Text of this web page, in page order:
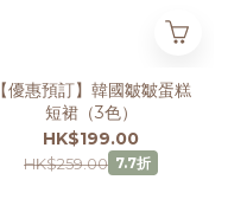
【優惠預訂】韓國皺皺蛋糕
短裙（3色）
HK$199.00
HK$259.00 7.7折